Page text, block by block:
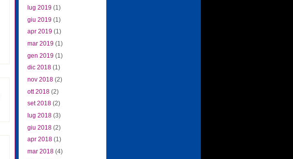
lug 2019 (1)
giu 2019 (1)
apr 2019 (1)
mar 2019 (1)
gen 2019 (1)
dic 2018 (1)
nov 2018 (2)
ott 2018 (2)
set 2018 (2)
lug 2018 (3)
giu 2018 (2)
apr 2018 (1)
mar 2018 (4)